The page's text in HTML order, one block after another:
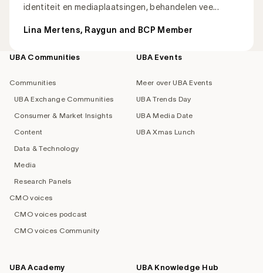
identiteit en mediaplaatsingen, behandelen vee...
Lina Mertens, Raygun and BCP Member
Footer
UBA Communities
Communities
UBA Exchange Communities
Consumer & Market Insights
Content
Data & Technology
Media
Research Panels
CMO voices
CMO voices podcast
CMO voices Community
UBA Events
Meer over UBA Events
UBA Trends Day
UBA Media Date
UBA Xmas Lunch
UBA Academy UBA Knowledge Hub